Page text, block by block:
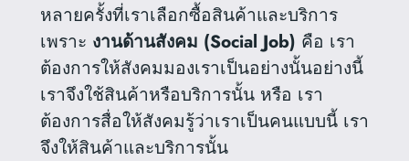
หลายครั้งที่เราเลือกซื้อสินค้าและบริการ
เพราะ งานด้านสังคม (Social Job) คือ เรา
ต้องการให้สังคมมองเราเป็นอย่างนั้นอย่างนี้
เราจึงใช้สินค้าหรือบริการนั้น หรือ เรา
ต้องการสื่อให้สังคมรู้ว่าเราเป็นคนแบบนี้ เรา
จึงให้สินค้าและบริการนั้น